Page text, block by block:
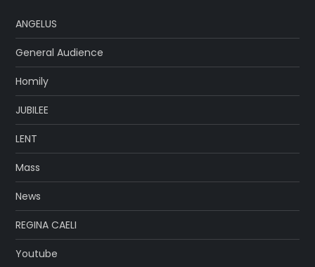
ANGELUS
General Audience
Homily
JUBILEE
LENT
Mass
News
REGINA CAELI
Youtube